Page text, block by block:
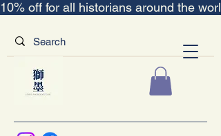
10% off for all historians around the